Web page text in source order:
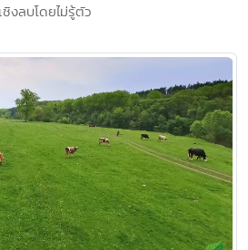
เชิงลบโดยไม่รู้ตัว